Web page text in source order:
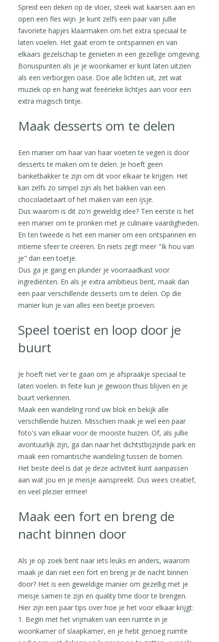
Spreid een deken op de vloer, steek wat kaarsen aan en
open een fles wijn. Je kunt zelfs een paar van jullie
favoriete hapjes klaarmaken om het extra speciaal te
laten voelen. Het gaat erom te ontspannen en van
elkaars gezelschap te genieten in een gezellige omgeving.
Bonuspunten als je je woonkamer er kunt laten uitzien
als een verborgen oase. Doe alle lichten uit, zet wat
muziek op en hang wat feeërieke lichtjes aan voor een
extra magisch tintje.
Maak desserts om te delen
Een manier om haar van haar voeten te vegen is door
desserts te maken om te delen. Je hoeft geen
banketbakker te zijn om dit voor elkaar te krijgen. Het
kan zelfs zo simpel zijn als het bakken van een
chocoladetaart of het maken van een ijsje.
Dus waarom is dit zo'n geweldig idee? Ten eerste is het
een manier om te pronken met je culinaire vaardigheden.
En ten tweede is het een manier om een ontspannen en
intieme sfeer te creëren. En niets zegt meer "Ik hou van
je" dan een toetje.
Dus ga je gang en plunder je voorraadkast voor
ingrediënten. En als je extra ambitieus bent, maak dan
een paar verschillende desserts om te delen. Op die
manier kun je van alles een beetje proeven.
Speel toerist en loop door je
buurt
Je hoeft niet ver te gaan om je afspraakje speciaal te
laten voelen. In feite kun je gewoon thuis blijven en je
buurt verkennen.
Maak een wandeling rond uw blok en bekijk alle
verschillende huizen. Misschien maak je wel een paar
foto's van elkaar voor de mooiste huizen. Of, als jullie
avontuurlijk zijn, ga dan naar het dichtstbijzijnde park en
maak een romantische wandeling tussen de bomen.
Het beste deel is dat je deze activiteit kunt aanpassen
aan wat jou en je meisje aanspreekt. Dus wees creatief,
en veel plezier ermee!
Maak een fort en breng de
nacht binnen door
Als je op zoek bent naar iets leuks en anders, waarom
maak je dan niet een fort en breng je de nacht binnen
door? Het is een geweldige manier om gezellig met je
meisje samen te zijn en quality time door te brengen.
Hier zijn een paar tips over hoe je het voor elkaar krijgt:
1. Begin met het vrijmaken van een ruimte in je
woonkamer of slaapkamer, en je hebt genoeg ruimte